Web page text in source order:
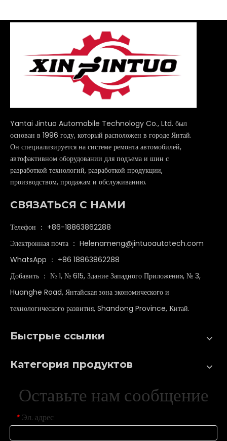
Yantai Jintuo Automobile Technology Co., Ltd. был
основан в 1996 году, который расположен в городе Янтай.
Он специализируется на системе ремонта автомобилей,
автофактивном оборудовании для подъема и шин с
разработкой технологий, разработкой продукции,
производством, продажам и обслуживанию.
СВЯЗАТЬСЯ С НАМИ
Телефон ： +86-18863862288
Электронная почта ： Helenameng@jintuoautotech.com
WhatsApp ： +86 18863862288
Добавить ： № 1, № 615, Здание Западного Приложения, № 3,
Huanghe Road, Янтайская зона экономического и
технологического развития, Shandong Province, Китай.
Быстрые ссылки
Категория продуктов
Оставьте нам сообщение
* Эл. адрес